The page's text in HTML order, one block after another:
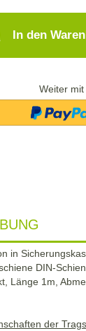
In den
Weiter mit
in
DIN-
Länge 1m,
der